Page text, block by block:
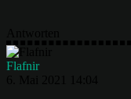
Flafnir